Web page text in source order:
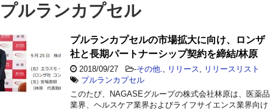
プルランカプセル
プルランカプセルの市場拡大に向け、ロンザ
社と長期パートナーシップ契約を締結/林原
2018/09/27 -その他. リリース
リリースリスト
プルランカプセル
このたび、NAGASEグループの株式会社林原は、医薬品
業界、ヘルスケア業界およびライフサイエンス業界向け